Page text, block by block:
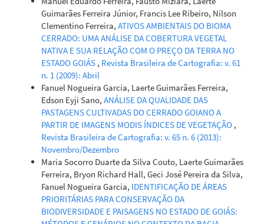
Guimarães Ferreira Júnior, Francis Lee Ribeiro, Nilson
Clementino Ferreira, ATIVOS AMBIENTAIS DO BIOMA
CERRADO: UMA ANÁLISE DA COBERTURA VEGETAL
NATIVA E SUA RELAÇÃO COM O PREÇO DA TERRA NO
ESTADO GOIÁS , Revista Brasileira de Cartografia: v. 61
n. 1 (2009): Abril
Fanuel Nogueira Garcia, Laerte Guimarães Ferreira,
Edson Eyji Sano, ANÁLISE DA QUALIDADE DAS
PASTAGENS CULTIVADAS DO CERRADO GOIANO A
PARTIR DE IMAGENS MODIS ÍNDICES DE VEGETAÇÃO ,
Revista Brasileira de Cartografia: v. 65 n. 6 (2013):
Novembro/Dezembro
Maria Socorro Duarte da Silva Couto, Laerte Guimarães
Ferreira, Bryon Richard Hall, Geci José Pereira da Silva,
Fanuel Nogueira Garcia, IDENTIFICAÇÃO DE ÁREAS
PRIORITÁRIAS PARA CONSERVAÇÃO DA
BIODIVERSIDADE E PAISAGENS NO ESTADO DE GOIÁS: